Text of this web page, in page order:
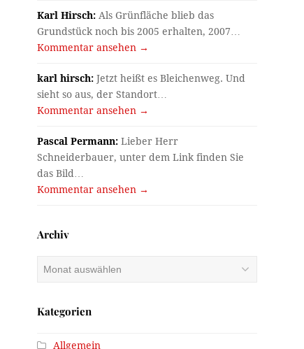
Karl Hirsch: Als Grünfläche blieb das
Grundstück noch bis 2005 erhalten, 2007…
Kommentar ansehen →
karl hirsch: Jetzt heißt es Bleichenweg. Und
sieht so aus, der Standort…
Kommentar ansehen →
Pascal Permann: Lieber Herr
Schneiderbauer, unter dem Link finden Sie
das Bild…
Kommentar ansehen →
Archiv
Kategorien
Allgemein